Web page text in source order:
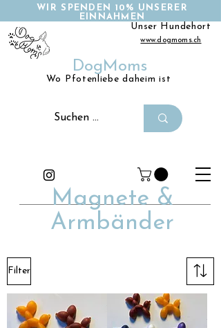
WIR SPENDEN 10% UNSERER
EINNAHMEN
Unser Hundehort
www.dogmoms.ch
DogMoms
Wo Pfotenliebe daheim ist
Magnete &
Armbänder
Filter